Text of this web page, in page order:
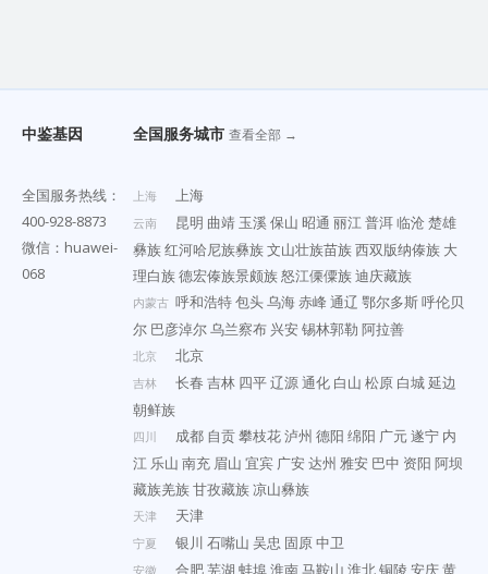
中鉴基因
全国服务热线：
400-928-8873
微信：huawei-
068
全国服务城市 查看全部 →
上海 上海
云南 昆明 曲靖 玉溪保山 昭通 丽江普洱临沧楚雄
彝族红河哈尼族彝族文山壮族苗族西双版纳傣族 大
理白族德宏傣族景颇族怒江傈僳族迪庆藏族
内蒙古 呼和浩特包头乌海赤峰通辽 鄂尔多斯呼伦贝
尔 巴彦淖尔乌兰察布 兴安锡林郭勒 阿拉善
北京 北京
吉林 长春 吉林 四平辽源通化 白山 松原 白城延边
朝鲜族
四川 成都 自贡攀枝花泸州 德阳 绵阳 广元遂宁 内
江 乐山 南充 眉山 宜宾 广安达州 雅安 巴中 资阳 阿坝
藏族羌族甘孜藏族凉山彝族
天津 天津
宁夏 银川 石嘴山 吴忠 固原中卫
安徽 合肥芜湖 蚌埠淮南马鞍山 淮北铜陵 安庆黄